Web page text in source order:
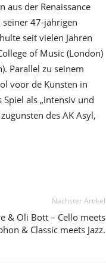
aus der Renaissance
47-jährigen
seit vielen Jahren
of Music (London)
Parallel zu seinem
voor de Kunsten in
als „intensiv und
des AK Asyl,
Nächster Artikel
& Oli Bott – Cello meets
& Classic meets Jazz.